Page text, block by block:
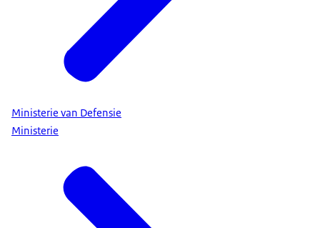
Ministerie van Defensie
Ministerie